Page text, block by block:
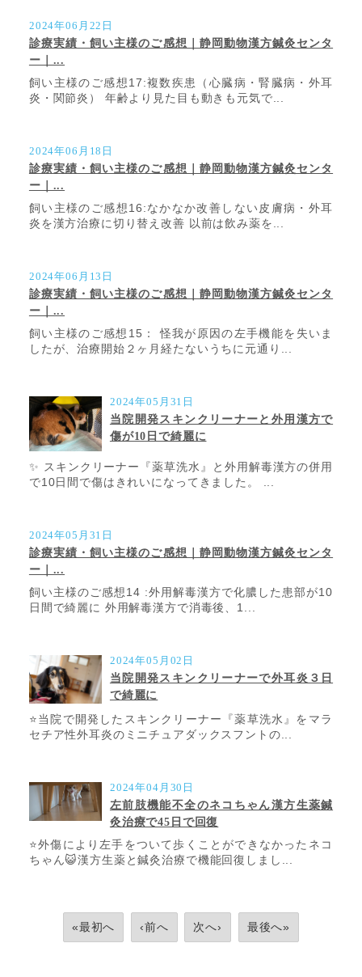
2024年06月22日
診療実績・飼い主様のご感想｜静岡動物漢方鍼灸センタ
ー｜...
飼い主様のご感想17:複数疾患（心臓病・腎臓病・外耳
炎・関節炎） 年齢より見た目も動きも元気で...
2024年06月18日
診療実績・飼い主様のご感想｜静岡動物漢方鍼灸センタ
ー｜...
飼い主様のご感想16:なかなか改善しない皮膚病・外耳
炎を漢方治療に切り替え改善 以前は飲み薬を...
2024年06月13日
診療実績・飼い主様のご感想｜静岡動物漢方鍼灸センタ
ー｜...
飼い主様のご感想15： 怪我が原因の左手機能を失いま
したが、治療開始２ヶ月経たないうちに元通り...
2024年05月31日
当院開発スキンクリーナーと外用漢方で
傷が10日で綺麗に
✨ スキンクリーナー『薬草洗水』と外用解毒漢方の併用
で10日間で傷はきれいになってきました。 ...
2024年05月31日
診療実績・飼い主様のご感想｜静岡動物漢方鍼灸センタ
ー｜...
飼い主様のご感想14 :外用解毒漢方で化膿した患部が10
日間で綺麗に 外用解毒漢方で消毒後、1...
2024年05月02日
当院開発スキンクリーナーで外耳炎３日
で綺麗に
⭐️当院で開発したスキンクリーナー『薬草洗水』をマラ
セチア性外耳炎のミニチュアダックスフントの...
2024年04月30日
左前肢機能不全のネコちゃん漢方生薬鍼
灸治療で45日で回復
⭐️外傷により左手をついて歩くことができなかったネコ
ちゃん😺漢方生薬と鍼灸治療で機能回復しまし...
«最初へ ‹前へ 次へ› 最後へ»